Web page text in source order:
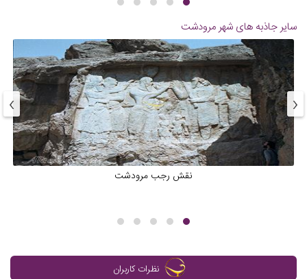
سایر جاذبه های شهر مرودشت
نقش رجب مرودشت
‹
›
نظرات کاربران